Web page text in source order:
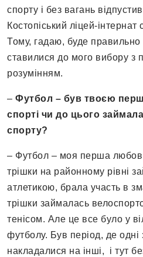
спорту і без вагань
Костопіський ліцей-
Тому, гадаю, буде
ставилися до мого вибору з
розумінням.
– Футбол – був твоєю
спорті чи до цього
спорту?
– Футбол – моя перша любов
трішки на районному рівні
атлетикою, брала участь в
трішки займалась
тенісом. Але це все було у
футболу. Був період, де одні
накладалися на інші, і тут